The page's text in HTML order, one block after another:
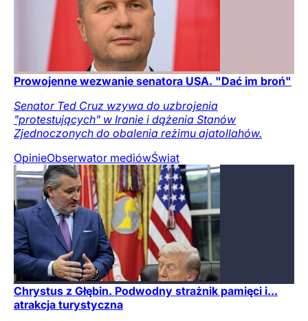
Prowojenne wezwanie senatora USA. "Dać im broń"
Senator Ted Cruz wzywa do uzbrojenia
"protestujących" w Iranie i dążenia Stanów
Zjednoczonych do obalenia reżimu ajatollahów.
OpinieObserwator mediówŚwiat
Chrystus z Głębin. Podwodny strażnik pamięci i...
atrakcja turystyczna